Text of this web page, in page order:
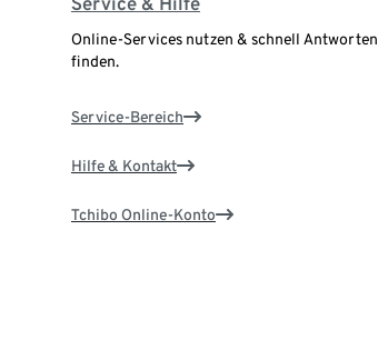
Online-Services nutzen & schnell Antworten
finden.
Service-Bereich
Hilfe & Kontakt
Tchibo Online-Konto